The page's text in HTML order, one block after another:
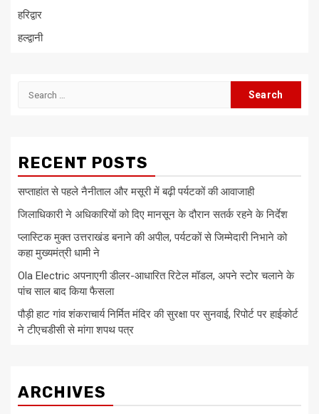
हरिद्वार
हल्द्वानी
Search
RECENT POSTS
सप्ताहांत से पहले नैनीताल और मसूरी में बढ़ी पर्यटकों की आवाजाही
जिलाधिकारी ने अधिकारियों को दिए मानसून के दौरान सतर्क रहने के निर्देश
प्लास्टिक मुक्त उत्तराखंड बनाने की अपील, पर्यटकों से जिम्मेदारी निभाने को
कहा मुख्यमंत्री धामी ने
Ola Electric अपनाएगी डीलर-आधारित रिटेल मॉडल, अपने स्टोर चलाने के
पांच साल बाद किया फैसला
पौड़ी हाट गांव शंकराचार्य निर्मित मंदिर की सुरक्षा पर सुनवाई, रिपोर्ट पर हाईकोर्ट
ने टीएचडीसी से मांगा शपथ पत्र
ARCHIVES